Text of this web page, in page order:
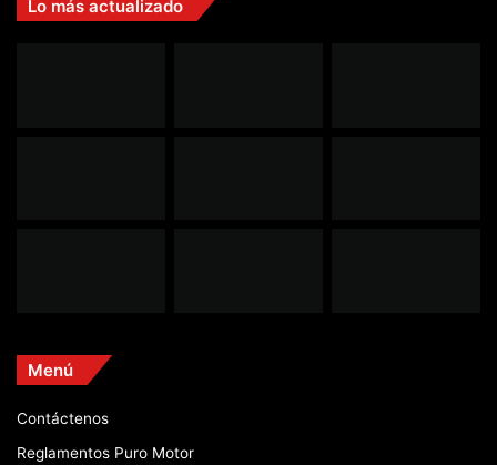
Lo más actualizado
Menú
Contáctenos
Reglamentos Puro Motor